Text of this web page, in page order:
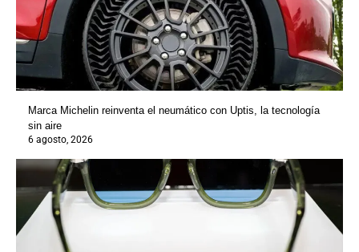
Marca Michelin reinventa el neumático con Uptis, la tecnología
sin aire
6 agosto, 2026